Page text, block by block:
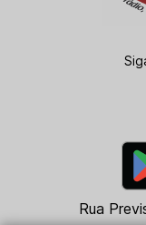
Rua